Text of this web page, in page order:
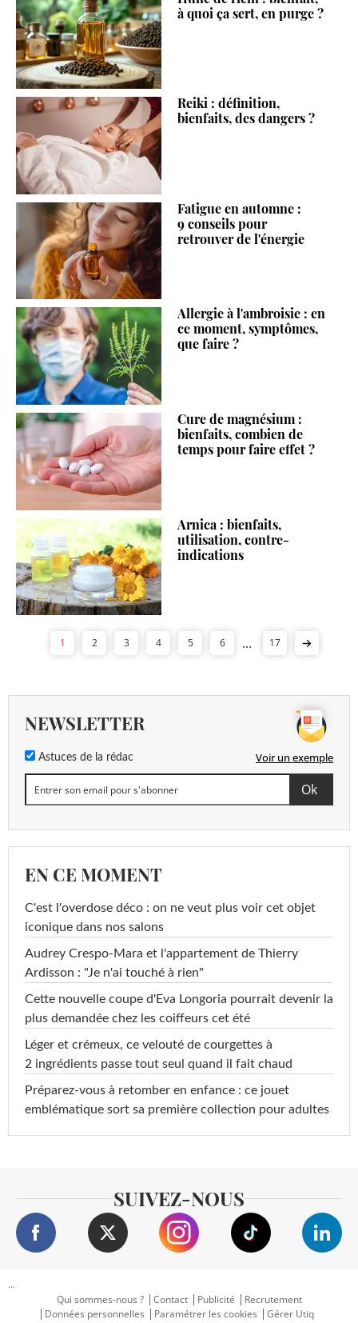
à quoi ça sert, en purge ?
Reiki : définition,
bienfaits, des dangers ?
Fatigue en automne :
9 conseils pour
retrouver de l'énergie
Allergie à l'ambroisie : en
ce moment, symptômes,
que faire ?
Cure de magnésium :
bienfaits, combien de
temps pour faire effet ?
Arnica : bienfaits,
utilisation, contre-
indications
1 2 3 4 5 6 ... 17
NEWSLETTER
Astuces de la rédac Voir un exemple
EN CE MOMENT
C'est l'overdose déco : on ne veut plus voir cet objet
iconique dans nos salons
Audrey Crespo-Mara et l'appartement de Thierry
Ardisson : "Je n'ai touché à rien"
Cette nouvelle coupe d'Eva Longoria pourrait devenir la
plus demandée chez les coiffeurs cet été
Léger et crémeux, ce velouté de courgettes à
2 ingrédients passe tout seul quand il fait chaud
Préparez-vous à retomber en enfance : ce jouet
emblématique sort sa première collection pour adultes
SUIVEZ-NOUS
...
Qui sommes-nous ?
Contact Publicité
Recrutement
Données personnelles
Paramétrer les cookies
Gérer Utiq